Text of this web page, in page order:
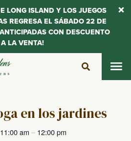
en los jardines
11:00 am – 12:00 pm
LONG ISLAND Y LOS JUEGOS
REGRESA EL SÁBADO 22 DE
CON DESCUENTO
LA VENTA!